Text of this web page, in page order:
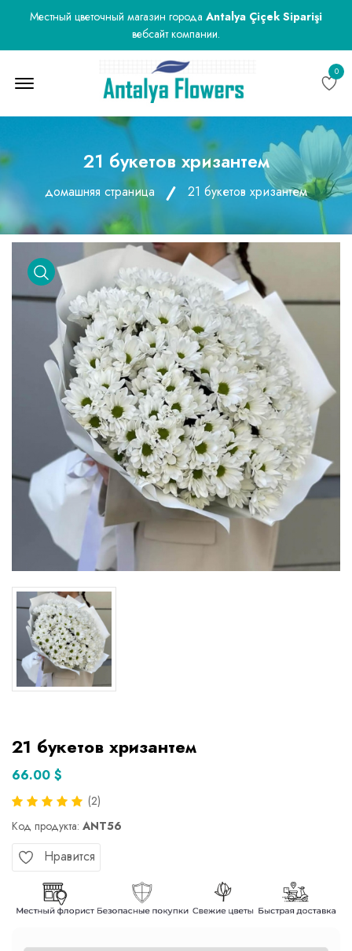
Местный цветочный магазин города Antalya Çiçek Siparişi
вебсайт компании.
0
21 букетов хризантем
домашняя страница 21 букетов хризантем
21 букетов хризантем
66.00 $
(2)
Код продукта: ANT56
Нравится